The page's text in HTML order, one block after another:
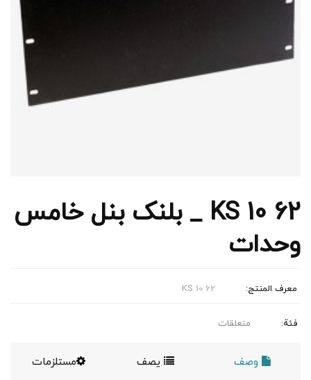
KS 10 62 _ بلنک بنل خامس
وحدات
معرف المنتج: KS 10 62
فئة: متعلقات
وصف يصف مستلزمات